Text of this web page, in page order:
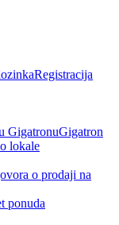
Registracija
GigatronuGigatron
lokale
o prodaji na
ponuda